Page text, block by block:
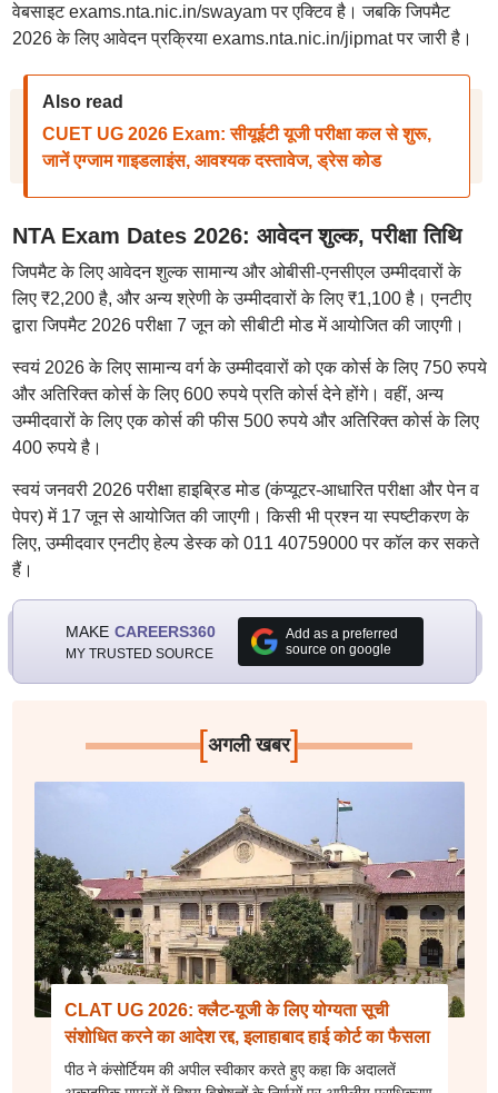
वेबसाइट exams.nta.nic.in/swayam पर एक्टिव है। जबकि जिपमैट
2026 के लिए आवेदन प्रक्रिया exams.nta.nic.in/jipmat पर जारी है।
Also read
CUET UG 2026 Exam: सीयूईटी यूजी परीक्षा कल से शुरू,
जानें एग्जाम गाइडलाइंस, आवश्यक दस्तावेज, ड्रेस कोड
NTA Exam Dates 2026: आवेदन शुल्क, परीक्षा तिथि
जिपमैट के लिए आवेदन शुल्क सामान्य और ओबीसी-एनसीएल उम्मीदवारों के
लिए ₹2,200 है, और अन्य श्रेणी के उम्मीदवारों के लिए ₹1,100 है। एनटीए
द्वारा जिपमैट 2026 परीक्षा 7 जून को सीबीटी मोड में आयोजित की जाएगी।
स्वयं 2026 के लिए सामान्य वर्ग के उम्मीदवारों को एक कोर्स के लिए 750 रुपये
और अतिरिक्त कोर्स के लिए 600 रुपये प्रति कोर्स देने होंगे। वहीं, अन्य
उम्मीदवारों के लिए एक कोर्स की फीस 500 रुपये और अतिरिक्त कोर्स के लिए
400 रुपये है।
स्वयं जनवरी 2026 परीक्षा हाइब्रिड मोड (कंप्यूटर-आधारित परीक्षा और पेन व
पेपर) में 17 जून से आयोजित की जाएगी। किसी भी प्रश्न या स्पष्टीकरण के
लिए, उम्मीदवार एनटीए हेल्प डेस्क को 011 40759000 पर कॉल कर सकते
हैं।
MAKE CAREERS360
MY TRUSTED SOURCE
Add as a preferred
source on google
[अगली खबर]
CLAT UG 2026: क्लैट-यूजी के लिए योग्यता सूची
संशोधित करने का आदेश रद्द, इलाहाबाद हाई कोर्ट का फैसला
पीठ ने कंसोर्टियम की अपील स्वीकार करते हुए कहा कि अदालतें